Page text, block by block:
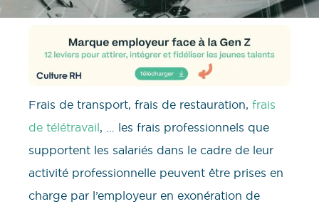
Frais de transport, frais de restauration, frais
de télétravail, … les frais professionnels que
supportent les salariés dans le cadre de leur
activité professionnelle peuvent être prises en
charge par l’employeur en exonération de